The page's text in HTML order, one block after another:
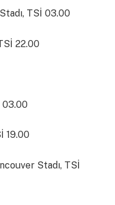
TSİ 03.00
22.00
03.00
19.00
Stadı, TSİ